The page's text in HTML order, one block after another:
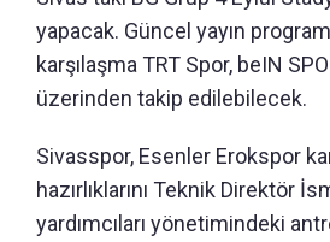
yapacak. Güncel yayın
karşılaşma TRT Spor, beIN
üzerinden takip edilebilecek.
Sivasspor, Esenler Erokspor
hazırlıklarını Teknik Direktör
yardımcıları yönetimindeki